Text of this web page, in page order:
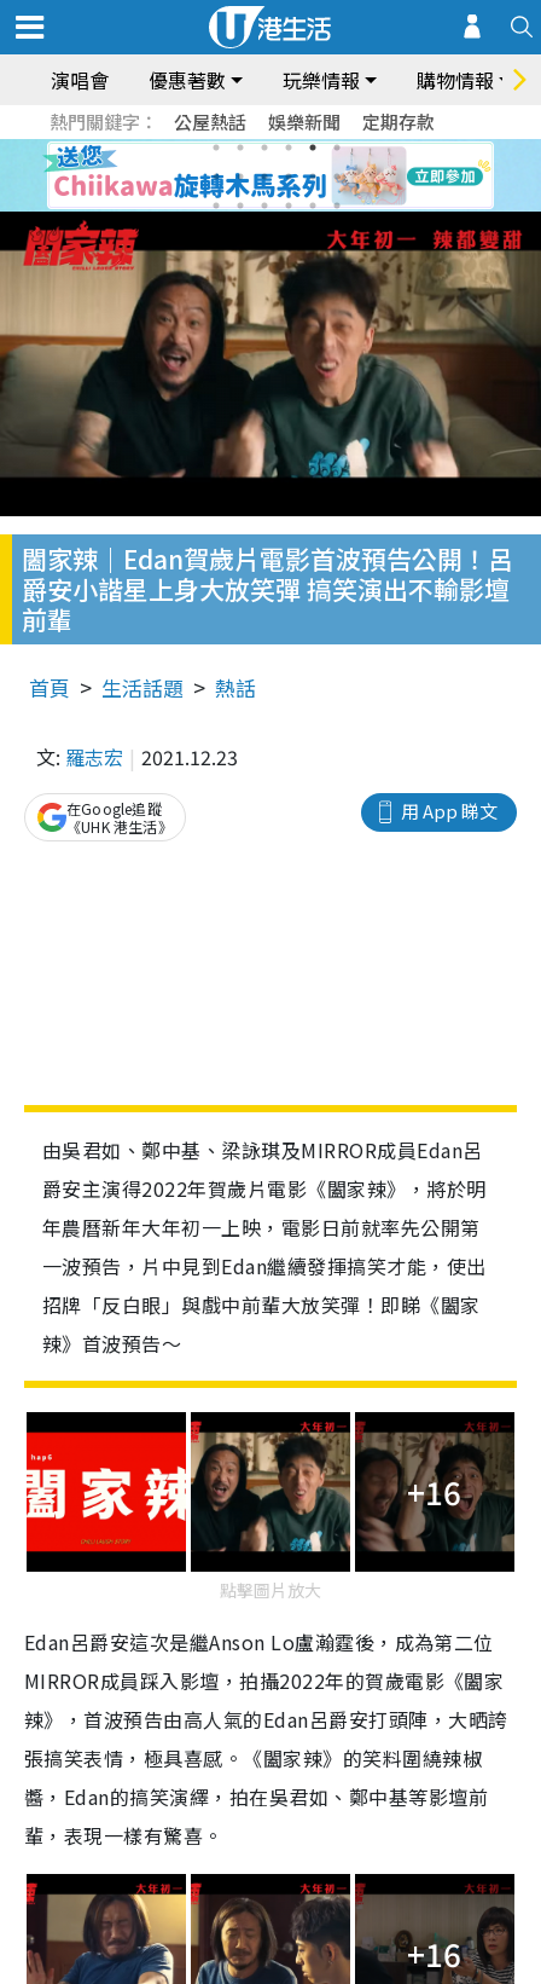
演唱會 優惠著數 玩樂情報 購物情報
熱門關鍵字： 公屋熱話 娛樂新聞 定期存款
闔家辣｜Edan賀歲片電影首波預告公開！呂
爵安小諧星上身大放笑彈 搞笑演出不輸影壇
前輩
首頁 生活話題 熱話
文: 羅志宏 2021.12.23
用 App 睇文
在Google追蹤
《UHK 港生活》
由吳君如、鄭中基、梁詠琪及MIRROR成員Edan呂
爵安主演得2022年賀歲片電影《闔家辣》，將於明
年農曆新年大年初一上映，電影日前就率先公開第
一波預告，片中見到Edan繼續發揮搞笑才能，使出
招牌「反白眼」與戲中前輩大放笑彈！即睇《闔家
辣》首波預告～
+16
點擊圖片放大
Edan呂爵安這次是繼Anson Lo盧瀚霆後，成為第二位
MIRROR成員踩入影壇，拍攝2022年的賀歲電影《闔家
辣》，首波預告由高人氣的Edan呂爵安打頭陣，大晒誇
張搞笑表情，極具喜感。《闔家辣》的笑料圍繞辣椒
醬，Edan的搞笑演繹，拍在吳君如、鄭中基等影壇前
輩，表現一樣有驚喜。
+16